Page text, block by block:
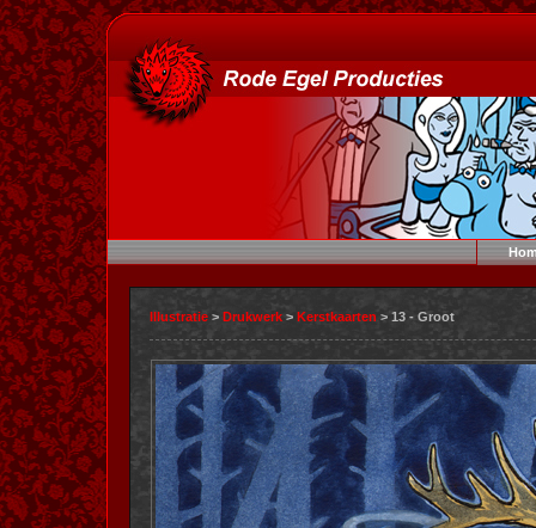
Illustratie > Drukwerk > Kerstkaarten > 13 - Groot